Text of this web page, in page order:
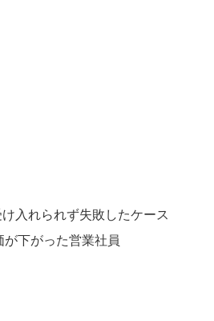
入れられず失敗したケース
が下がった営業社員